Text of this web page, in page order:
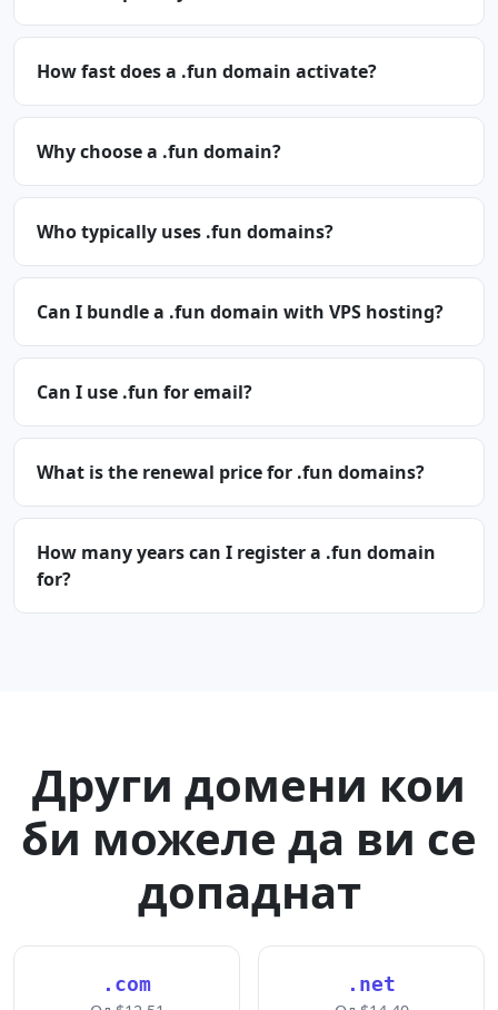
How fast does a .fun domain activate?
Why choose a .fun domain?
Who typically uses .fun domains?
Can I bundle a .fun domain with VPS hosting?
Can I use .fun for email?
What is the renewal price for .fun domains?
How many years can I register a .fun domain
for?
Други домени кои
би можеле да ви се
допаднат
.com .net